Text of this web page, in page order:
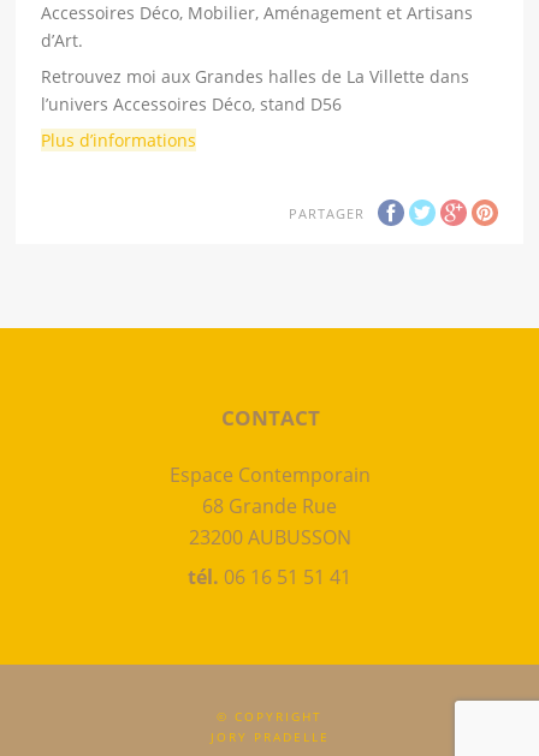
Accessoires Déco, Mobilier, Aménagement et Artisans
d’Art.
Retrouvez moi aux Grandes halles de La Villette dans
l’univers Accessoires Déco, stand D56
Plus d’informations
PARTAGER
CONTACT
Espace Contemporain
68 Grande Rue
23200 AUBUSSON
tél. 06 16 51 51 41
© COPYRIGHT
JORY PRADELLE